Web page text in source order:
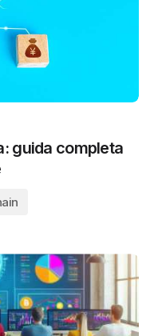
guida completa